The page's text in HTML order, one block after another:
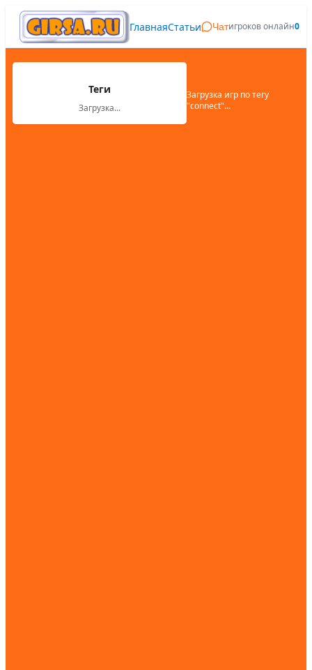
ГлавнаяСтатьи Чатигроков онлайн0
Теги
Загрузка...
Загрузка игр по тегу
"connect"...